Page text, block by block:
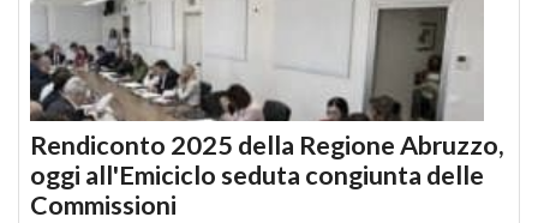
Rendiconto 2025 della Regione Abruzzo,
oggi all'Emiciclo seduta congiunta delle
Commissioni